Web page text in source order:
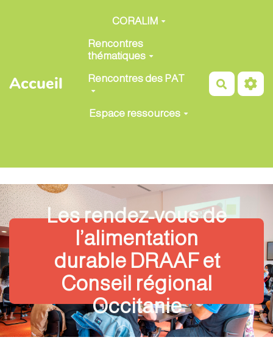
Aller au contenu principal
Accueil
CORALIM
Rencontres
thématiques
Rencontres des PAT
Espace ressources
Les rendez-vous de
l’alimentation
durable DRAAF et
Conseil régional
Occitanie